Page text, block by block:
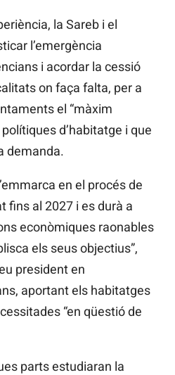
la Sareb i el
l’emergència
i acordar la cessió
on faça falta, per a
el “màxim
d’habitatge i que
demanda.
en el procés de
fins al 2027 i es durà a
econòmiques raonables
els seus objectius”,
president en
aportant els habitatges
“en qüestió de
parts estudiaran la